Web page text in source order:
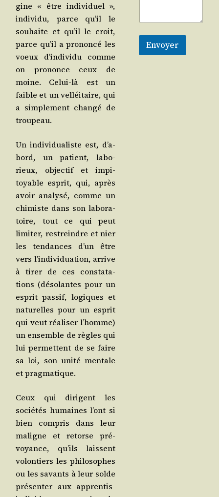
gine « être indi­vi­duel »,
indi­vi­du, parce qu’il le
sou­haite et qu’il le croit,
parce qu’il a pro­non­cé les
voeux d’in­di­vi­du comme
on pro­nonce ceux de
moine. Celui-là est un
faible et un vel­léi­taire, qui
a sim­ple­ment chan­gé de
troupeau.
Un indi­vi­dua­liste est, d’a­
bord, un patient, labo­
rieux, objec­tif et impi­
toyable esprit, qui, après
avoir ana­ly­sé, comme un
chi­miste dans son labo­ra­
toire, tout ce qui peut
limi­ter, res­treindre et nier
les ten­dances d’un être
vers l’in­di­vi­dua­tion, arrive
à tirer de ces consta­ta­
tions (déso­lantes pour un
esprit pas­sif, logiques et
natu­relles pour un esprit
qui veut réa­li­ser l’homme)
un ensemble de règles qui
lui per­mettent de se faire
sa loi, son uni­té men­tale
et pragmatique.
Ceux qui dirigent les
socié­tés humaines l’ont si
bien com­pris dans leur
maligne et retorse pré­
voyance, qu’ils laissent
volon­tiers les phi­lo­sophes
ou les savants à leur solde
pré­sen­ter aux appren­tis-
Envoyer